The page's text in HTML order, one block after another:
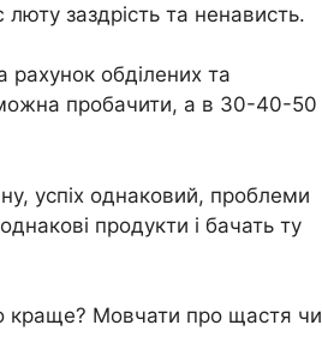
заздрість та ненависть.
обділених та
пробачити, а в 30-40-50
успіх однаковий, проблеми
продукти і бачать ту
краще? Мовчати про щастя чи